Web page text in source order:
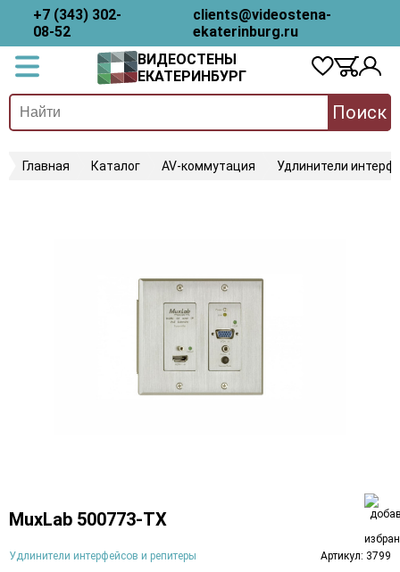
+7 (343) 302-
08-52
clients@videostena-
ekaterinburg.ru
ВИДЕОСТЕНЫ
ЕКАТЕРИНБУРГ
Поиск
Главная Каталог AV-коммутация Удлинители
MuxLab 500773-TX
Удлинители интерфейсов и репитеры Артикул: 3799